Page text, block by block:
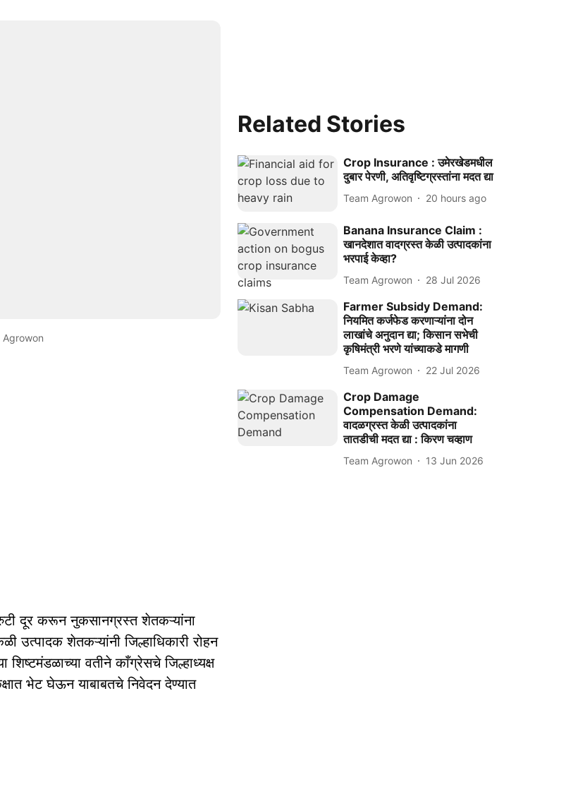
Agrowon
दूर करून नुकसानग्रस्त शेतकऱ्यांना
उत्पादक शेतकऱ्यांनी जिल्हाधिकारी रोहन
वतीने काँग्रेसचे जिल्हाध्यक्ष
भेट घेऊन याबाबतचे निवेदन देण्यात
Related Stories
Crop Insurance : उमेरखेडमधील
दुबार पेरणी, अतिवृष्टिग्रस्तांना मदत द्या
Team Agrowon 20 hours ago
Banana Insurance Claim :
खानदेशात वादग्रस्त केळी उत्पादकांना
भरपाई केव्हा?
Team Agrowon 28 Jul 2026
Farmer Subsidy Demand:
नियमित कर्जफेड करणाऱ्यांना दोन
लाखांचे अनुदान द्या; किसान सभेची
कृषिमंत्री भरणे यांच्याकडे मागणी
Team Agrowon 22 Jul 2026
Crop Damage
Compensation Demand:
वादळग्रस्त केळी उत्पादकांना
तातडीची मदत द्या : किरण चव्हाण
Team Agrowon 13 Jun 2026